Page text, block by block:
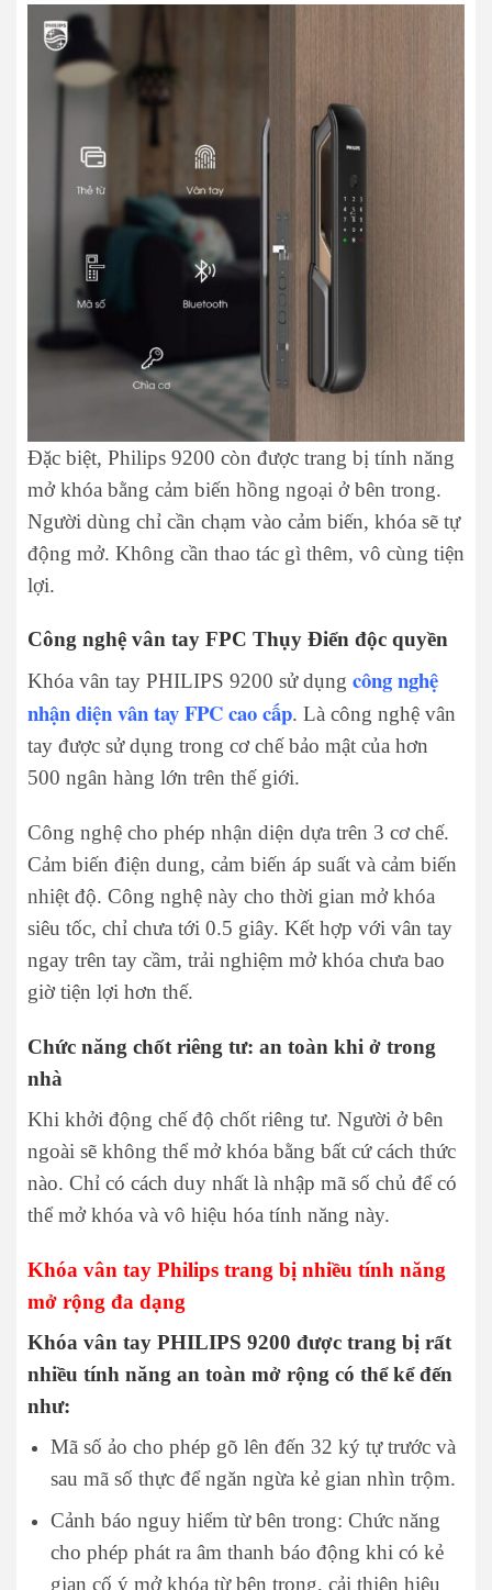
Đặc biệt, Philips 9200 còn được trang bị tính năng
mở khóa bằng cảm biến hồng ngoại ở bên trong.
Người dùng chỉ cần chạm vào cảm biến, khóa sẽ tự
động mở. Không cần thao tác gì thêm, vô cùng tiện
lợi.
Công nghệ vân tay FPC Thụy Điển độc quyền
Khóa vân tay PHILIPS 9200 sử dụng công nghệ
nhận diện vân tay FPC cao cấp. Là công nghệ vân
tay được sử dụng trong cơ chế bảo mật của hơn
500 ngân hàng lớn trên thế giới.
Công nghệ cho phép nhận diện dựa trên 3 cơ chế.
Cảm biến điện dung, cảm biến áp suất và cảm biến
nhiệt độ. Công nghệ này cho thời gian mở khóa
siêu tốc, chỉ chưa tới 0.5 giây. Kết hợp với vân tay
ngay trên tay cầm, trải nghiệm mở khóa chưa bao
giờ tiện lợi hơn thế.
Chức năng chốt riêng tư: an toàn khi ở trong
nhà
Khi khởi động chế độ chốt riêng tư. Người ở bên
ngoài sẽ không thể mở khóa bằng bất cứ cách thức
nào. Chỉ có cách duy nhất là nhập mã số chủ để có
thể mở khóa và vô hiệu hóa tính năng này.
Khóa vân tay Philips trang bị nhiều tính năng
mở rộng đa dạng
Khóa vân tay PHILIPS 9200 được trang bị rất
nhiều tính năng an toàn mở rộng có thể kể đến
như:
Mã số ảo cho phép gõ lên đến 32 ký tự trước và
sau mã số thực để ngăn ngừa kẻ gian nhìn trộm.
Cảnh báo nguy hiểm từ bên trong: Chức năng
cho phép phát ra âm thanh báo động khi có kẻ
gian cố ý mở khóa từ bên trong, cải thiện hiệu